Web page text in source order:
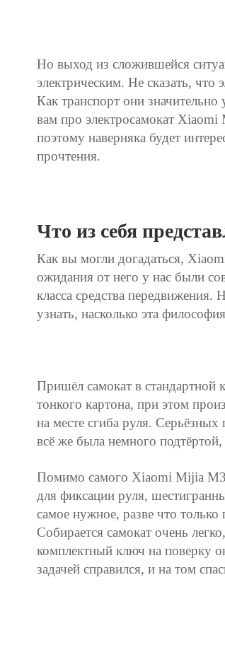
Но выход из сложившейся
электрическим. Не сказать,
Как транспорт они
вам про электросамокат
поэтому наверняка будет
прочтения.
Что из себя
Как вы могли догадаться,
ожидания от него у нас были
класса средства
узнать, насколько эта
Пришёл самокат в стандартной
тонкого картона, при этом
на месте сгиба руля.
всё же была немного
Помимо самого Xiaomi Mijia
для фиксации руля,
самое нужное, разве что
Собирается самокат очень
комплектный ключ на поверку
задачей справился, и на том